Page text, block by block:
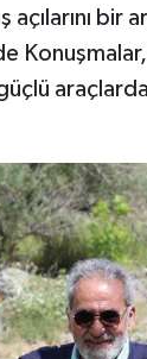
açılarını